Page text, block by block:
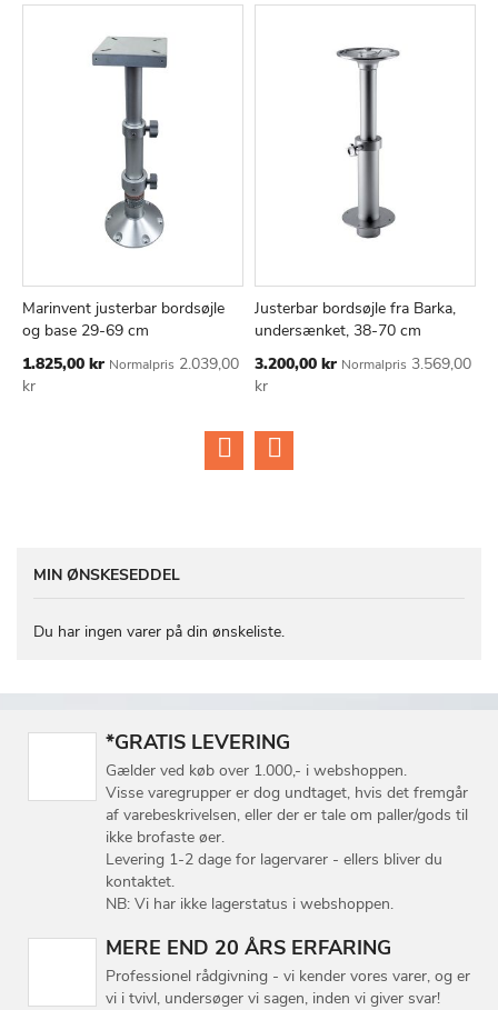
Læg i kurv
TILFØJ
ØNSKE
SAMMENLIGN
Marinvent justerbar bordsøjle
og base 29-69 cm
Tilbudspris
1.825,00 kr Normalpris 2.039,00
kr
Læg i kurv
TILFØJ
ØNSKE
Justerbar bordsøjle fra Barka,
undersænket, 38-70 cm
Tilbudspris
3.200,00 kr Normalpris 3.569,00
kr
MIN ØNSKESEDDEL
Du har ingen varer på din ønskeliste.
*GRATIS LEVERING
Gælder ved køb over 1.000,- i webshoppen.
Visse varegrupper er dog undtaget, hvis det fremgår
af varebeskrivelsen, eller der er tale om paller/gods til
ikke brofaste øer.
Levering 1-2 dage for lagervarer - ellers bliver du
kontaktet.
NB: Vi har ikke lagerstatus i webshoppen.
MERE END 20 ÅRS ERFARING
Professionel rådgivning - vi kender vores varer, og er
vi i tvivl, undersøger vi sagen, inden vi giver svar!